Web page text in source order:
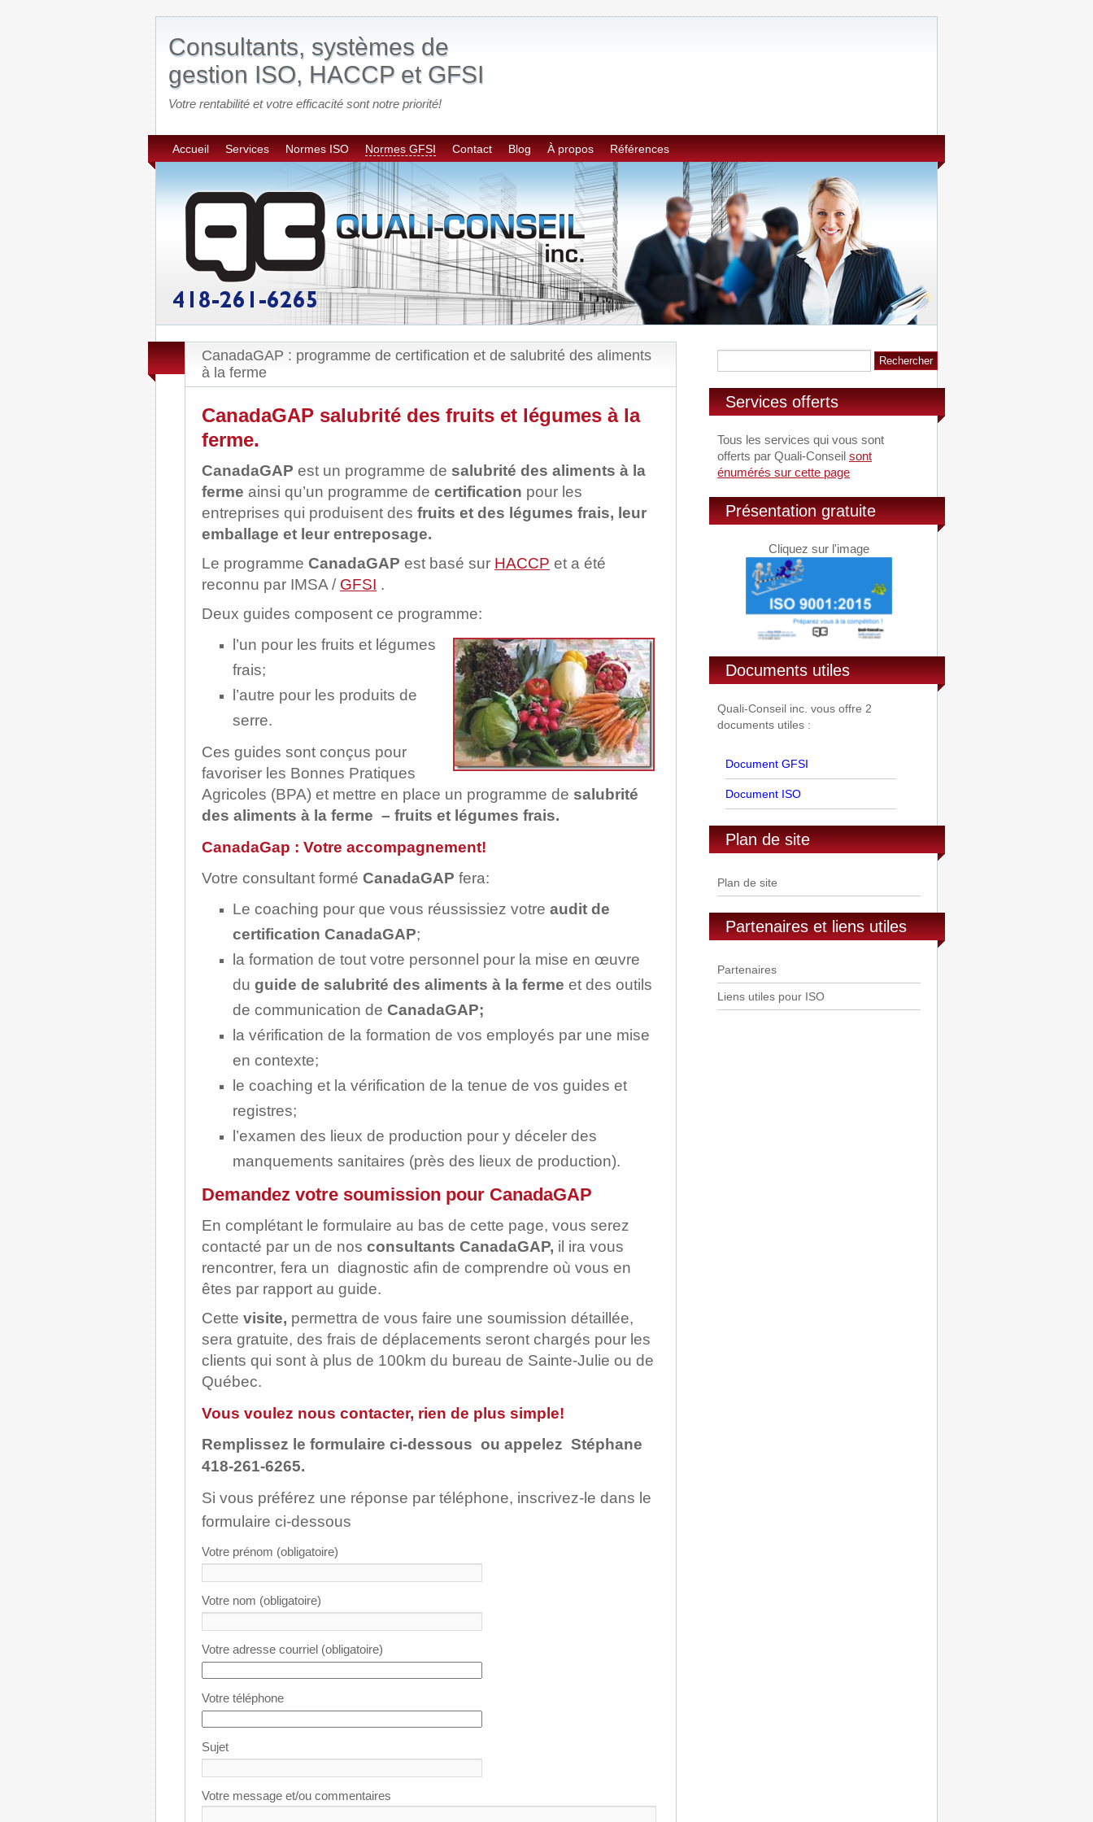
Consultants, systèmes de
gestion ISO, HACCP et GFSI
Votre rentabilité et votre efficacité sont notre priorité!
Accueil Services Normes ISO Normes GFSI Contact Blog À propos Références
CanadaGAP : programme de certification et de salubrité des aliments
à la ferme
CanadaGAP salubrité des fruits et légumes à la
ferme.
CanadaGAP est un programme de salubrité des aliments à la
ferme ainsi qu’un programme de certification pour les
entreprises qui produisent des fruits et des légumes frais, leur
emballage et leur entreposage.
Le programme CanadaGAP est basé sur HACCP et a été
reconnu par IMSA / GFSI .
Deux guides composent ce programme:
l’un pour les fruits et légumes
frais;
l’autre pour les produits de
serre.
Ces guides sont conçus pour
favoriser les Bonnes Pratiques
Agricoles (BPA) et mettre en place un programme de salubrité
des aliments à la ferme – fruits et légumes frais.
CanadaGap : Votre accompagnement!
Votre consultant formé CanadaGAP fera:
Le coaching pour que vous réussissiez votre audit de
certification CanadaGAP;
la formation de tout votre personnel pour la mise en œuvre
du guide de salubrité des aliments à la ferme et des outils
de communication de CanadaGAP;
la vérification de la formation de vos employés par une mise
en contexte;
le coaching et la vérification de la tenue de vos guides et
registres;
l’examen des lieux de production pour y déceler des
manquements sanitaires (près des lieux de production).
Demandez votre soumission pour CanadaGAP
En complétant le formulaire au bas de cette page, vous serez
contacté par un de nos consultants CanadaGAP, il ira vous
rencontrer, fera un diagnostic afin de comprendre où vous en
êtes par rapport au guide.
Cette visite, permettra de vous faire une soumission détaillée,
sera gratuite, des frais de déplacements seront chargés pour les
clients qui sont à plus de 100km du bureau de Sainte-Julie ou de
Québec.
Vous voulez nous contacter, rien de plus simple!
Remplissez le formulaire ci-dessous ou appelez Stéphane
418-261-6265.
Si vous préférez une réponse par téléphone, inscrivez-le dans le
formulaire ci-dessous
Votre prénom (obligatoire)
Votre nom (obligatoire)
Votre adresse courriel (obligatoire)
Votre téléphone
Sujet
Votre message et/ou commentaires
Services offerts
Tous les services qui vous sont
offerts par Quali-Conseil sont
énumérés sur cette page
Présentation gratuite
Cliquez sur l'image
Documents utiles
Quali-Conseil inc. vous offre 2
documents utiles :
Document GFSI
Document ISO
Plan de site
Plan de site
Partenaires et liens utiles
Partenaires
Liens utiles pour ISO